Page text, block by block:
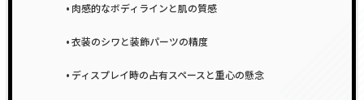
肉感的なボディラインと肌の質感
衣装のシワと装飾パーツの精度
ディスプレイ時の占有スペースと重心の懸念